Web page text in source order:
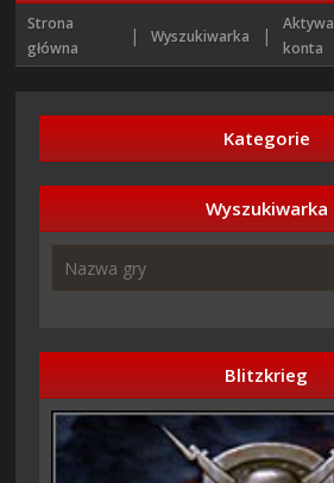
Strona
główna
| Wyszukiwarka |
konta
Kategorie
Wyszukiwarka
Blitzkrieg